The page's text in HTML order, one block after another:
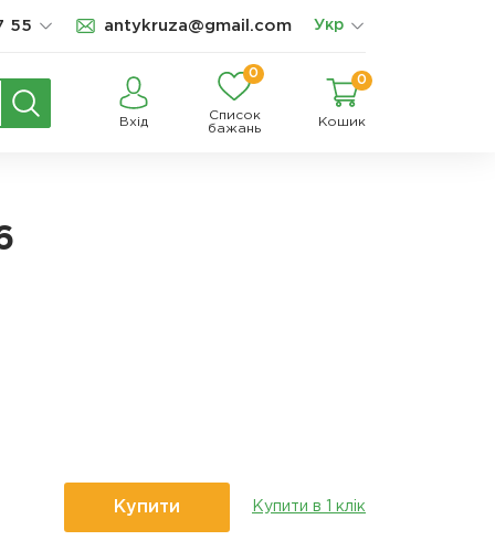
55 antykruza@gmail.com Укр
Вхід
0
Список
бажань
0
Кошик
Купити Купити в 1 клік